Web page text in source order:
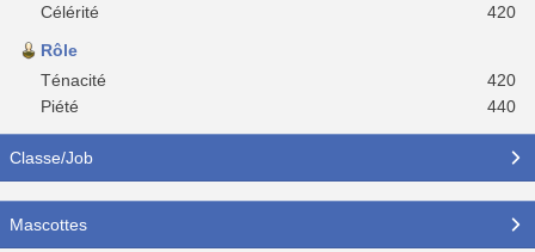
Célérité
420
Rôle
Ténacité
420
Piété
440
Classe/Job
Mascottes